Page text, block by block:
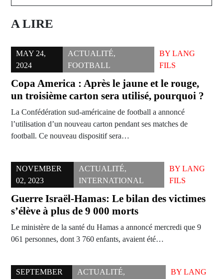
A LIRE
MAY 24,
2024
ACTUALITÉ,
FOOTBALL
BYLANG
FILS
Copa America : Après le jaune et le rouge,
un troisième carton sera utilisé, pourquoi ?
La Confédération sud-américaine de football a annoncé
l’utilisation d’un nouveau carton pendant ses matches de
football. Ce nouveau dispositif sera…
NOVEMBER
02, 2023
ACTUALITÉ,
INTERNATIONAL
BY LANG
FILS
Guerre Israël-Hamas: Le bilan des victimes
s’élève à plus de 9 000 morts
Le ministère de la santé du Hamas a annoncé mercredi que 9
061 personnes, dont 3 760 enfants, avaient été…
SEPTEMBER
ACTUALITÉ,
BYLANG